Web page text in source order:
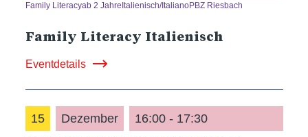
Family Literacyab 2 Jahre Italienisch/ItalianoPBZ Riesbach
Family Literacy Italienisch
Eventdetails
15 Dezember 16:00 - 17:30